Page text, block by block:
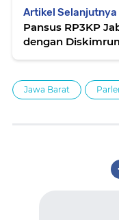
Artikel Selanjutnya
Pansus RP3KP
dengan
Jawa Barat